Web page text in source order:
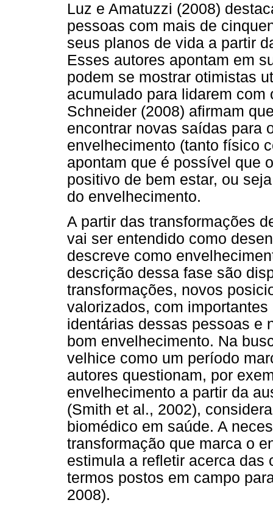
Luz e Amatuzzi (2008)
pessoas com mais de
seus planos de vida a partir
Esses autores apontam em
podem se mostrar otimistas
acumulado para lidarem
Schneider (2008) afirmam
encontrar novas saídas para
envelhecimento (tanto físico
apontam que é possível que
positivo de bem estar, ou
do envelhecimento.
A partir das transformações
vai ser entendido como
descreve como
descrição dessa fase são
transformações, novos
valorizados, com
identárias dessas pessoas e
bom envelhecimento. Na
velhice como um período
autores questionam, por
envelhecimento a partir da
(Smith et al., 2002),
biomédico em saúde. A
transformação que marca o
estimula a refletir acerca das
termos postos em campo
2008).